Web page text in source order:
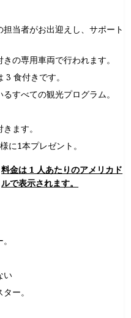
当者がお出迎えし、サポート
の専用車両で行われます。
食付きです。
すべての観光プログラム。
ます。
に1本プレゼント。
料金は 1 人あたりのアメリカド
ルで表示されます。
い
ー。